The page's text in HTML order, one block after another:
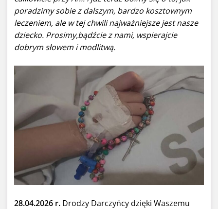
poradzimy sobie z dalszym, bardzo kosztownym
leczeniem, ale w tej chwili najważniejsze jest nasze
dziecko. Prosimy,bądźcie z nami, wspierajcie
dobrym słowem i modlitwą.
28.04.2026 r. Drodzy Darczyńcy dzięki Waszemu